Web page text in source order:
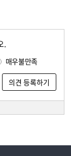
.
매우불만족